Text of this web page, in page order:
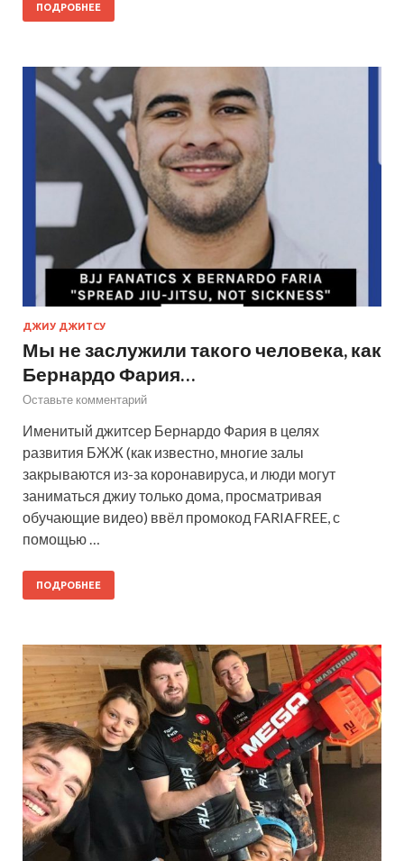
ПОДРОБНЕЕ
ДЖИУ ДЖИТСУ
Мы не заслужили такого человека, как
Бернардо Фария…
Оставьте комментарий
Именитый джитсер Бернардо Фария в целях
развития БЖЖ (как известно, многие залы
закрываются из-за коронавируса, и люди могут
заниматься джиу только дома, просматривая
обучающие видео) ввёл промокод FARIAFREE, с
помощью …
ПОДРОБНЕЕ